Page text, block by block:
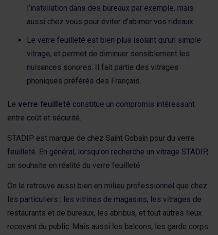
l’installation dans des bureaux par exemple, mais
aussi chez vous pour éviter d'abimer vos rideaux
Le verre feuilleté est bien plus isolant qu'un simple
vitrage, et permet de diminuer sensiblement les
nuisances sonores. Il fait partie des vitrages
phoniques préférés des Français.
Le verre feuilleté constitue un compromis intéressant
entre coût et sécurité.
STADIP est marque de chez Saint Gobain pour du verre
feuilleté. En général, lorsqu'on recherche un vitrage STADIP,
on souhaite en réalité du verre feuilleté
On le retrouve aussi bien en milieu professionnel que chez
les particuliers : les vitrines de magasins, les vitrages de
restaurants et de bureaux, les abribus, et tout autres lieux
recevant du public. Mais aussi les balcons, les garde corps